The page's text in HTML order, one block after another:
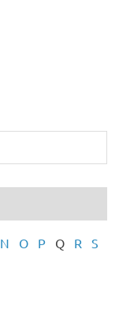
N O P Q R
S